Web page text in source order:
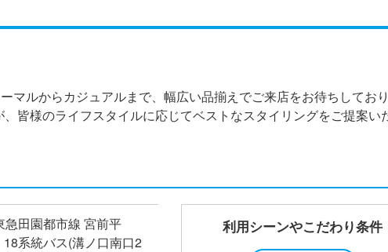
マルからカジュアルまで、幅広い品揃えでご来店をお待ちしてお
皆様のライフスタイルに応じてベストなスタイリングをご提案い
田園都市線 宮前平
系統バス(溝ノ口南口2
利用シーンやこだわり条件